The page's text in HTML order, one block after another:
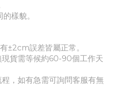
樣貌。
±2cm誤差皆屬正常。
貨需等候約60-90個工作天
，如有急需可詢問客服有無